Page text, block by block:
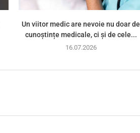
Un viitor medic are nevoie nu doar de
cunoștințe medicale, ci și de cele...
16.07.2026